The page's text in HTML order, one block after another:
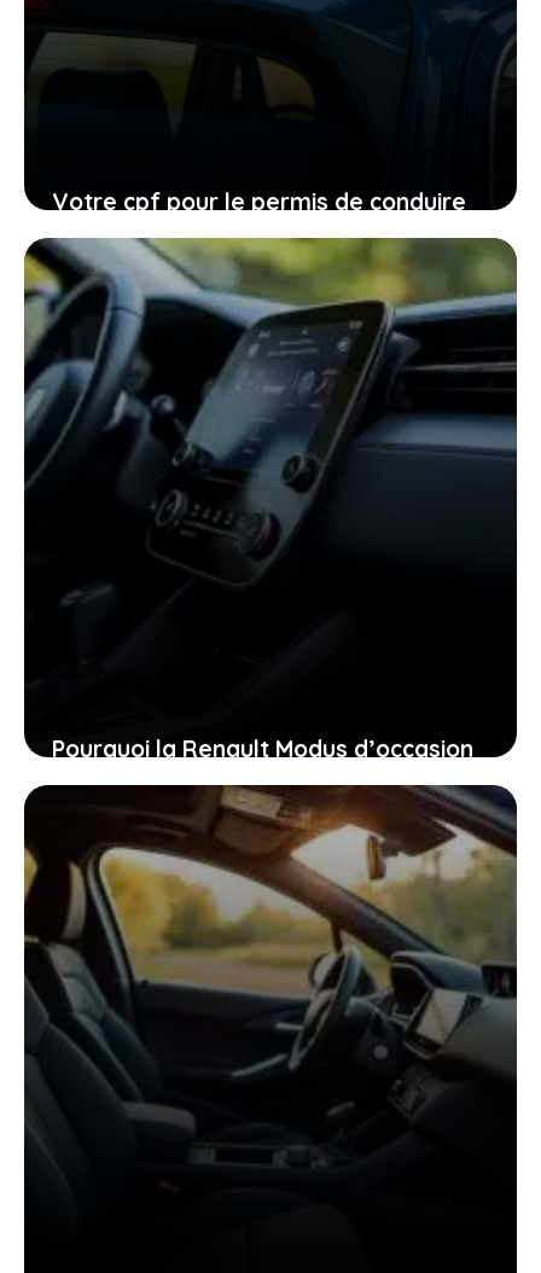
Votre cpf pour le permis de conduire
expire en 2026, ne laissez pas filer
cette ultime chance
27 janvier 2026
Pourquoi la Renault Modus d’occasion
pourrait bien être la voiture idéale
pour vous aujourd’hui
26 janvier 2026